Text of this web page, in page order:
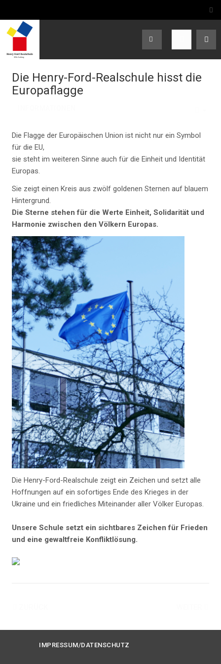
Die Henry-Ford-Realschule hisst die
Europaflagge
Die Flagge der Europäischen Union ist nicht nur ein Symbol
für die EU,
sie steht im weiteren Sinne auch für die Einheit und Identität
Europas.
Sie zeigt einen Kreis aus zwölf goldenen Sternen auf blauem
Hintergrund.
Die Sterne stehen für die Werte Einheit, Solidarität und
Harmonie zwischen den Völkern Europas.
Die Henry-Ford-Realschule zeigt ein Zeichen und setzt alle
Hoffnungen auf ein sofortiges Ende des Krieges in der
Ukraine und ein friedliches Miteinander aller Völker Europas.
Unsere Schule setzt ein sichtbares Zeichen für Frieden
und eine gewaltfreie Konfliktlösung.
IMPRESSUM/DATENSCHUTZ